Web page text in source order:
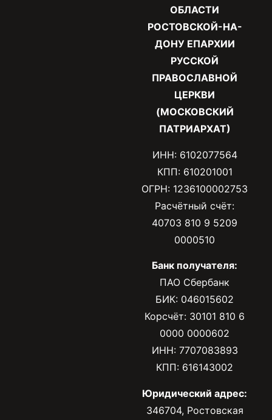
ОБЛАСТИ
РОСТОВСКОЙ-НА-
ДОНУ ЕПАРХИИ
РУССКОЙ
ПРАВОСЛАВНОЙ
ЦЕРКВИ
(МОСКОВСКИЙ
ПАТРИАРХАТ)
ИНН: 6102077564
КПП: 610201001
ОГРН: 1236100002753
Расчётный счёт:
40703 810 9 5209
0000510
Банк получателя:
ПАО Сбербанк
БИК: 046015602
Корсчёт: 30101 810 6
0000 0000602
ИНН: 7707083893
КПП: 616143002
Юридический адрес:
346704, Ростовская